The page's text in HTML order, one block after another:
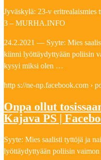
Jyväskylä: 23-v eritrealaismies
3 – MURHA.INFO
24.2.2021 — Syyte: Mies
kiinni lyöttäydyttyään poliisin
kysyi miksi olen …
http s://ne-np.facebook.com ›
Onpa ollut
Kajava PS |
Syyte: Mies saalisti tyttöjä ja
lyöttäydyttyään poliisin